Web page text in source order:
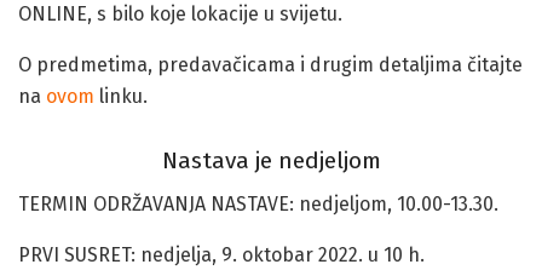
ONLINE, s bilo koje lokacije u svijetu.
O predmetima, predavačicama i drugim detaljima čitajte
na ovom linku.
Nastava je nedjeljom
TERMIN ODRŽAVANJA NASTAVE: nedjeljom, 10.00-13.30.
PRVI SUSRET: nedjelja, 9. oktobar 2022. u 10 h.